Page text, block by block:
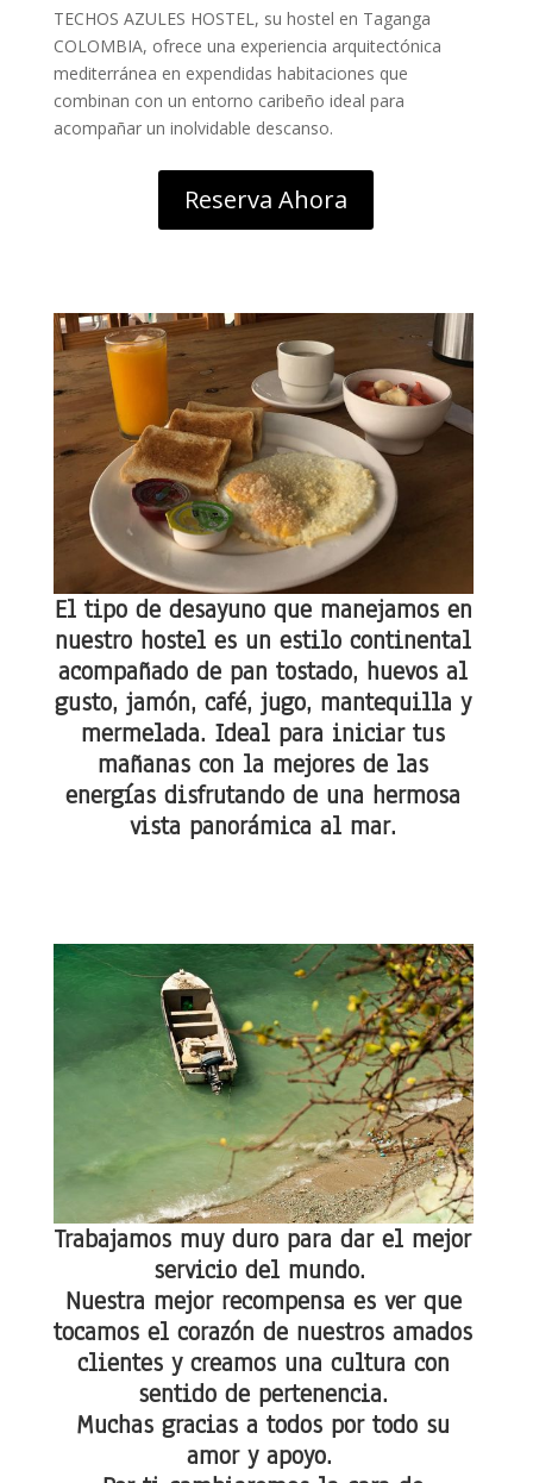
TECHOS AZULES HOSTEL, su hostel en Taganga
COLOMBIA, ofrece una experiencia arquitectónica
mediterránea en expendidas habitaciones que
combinan con un entorno caribeño ideal para
acompañar un inolvidable descanso.
Reserva Ahora
El tipo de desayuno que manejamos en
nuestro hostel es un estilo continental
acompañado de pan tostado, huevos al
gusto, jamón, café, jugo, mantequilla y
mermelada. Ideal para iniciar tus
mañanas con la mejores de las
energías disfrutando de una hermosa
vista panorámica al mar.
Trabajamos muy duro para dar el mejor
servicio del mundo.
Nuestra mejor recompensa es ver que
tocamos el corazón de nuestros amados
clientes y creamos una cultura con
sentido de pertenencia.
Muchas gracias a todos por todo su
amor y apoyo.